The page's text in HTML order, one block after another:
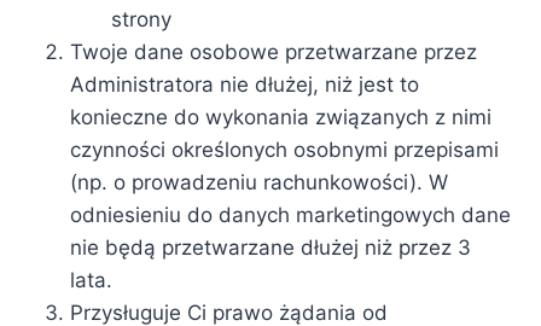
strony
Twoje dane osobowe przetwarzane przez
Administratora nie dłużej, niż jest to
konieczne do wykonania związanych z nimi
czynności określonych osobnymi przepisami
(np. o prowadzeniu rachunkowości). W
odniesieniu do danych marketingowych dane
nie będą przetwarzane dłużej niż przez 3
lata.
Przysługuje Ci prawo żądania od